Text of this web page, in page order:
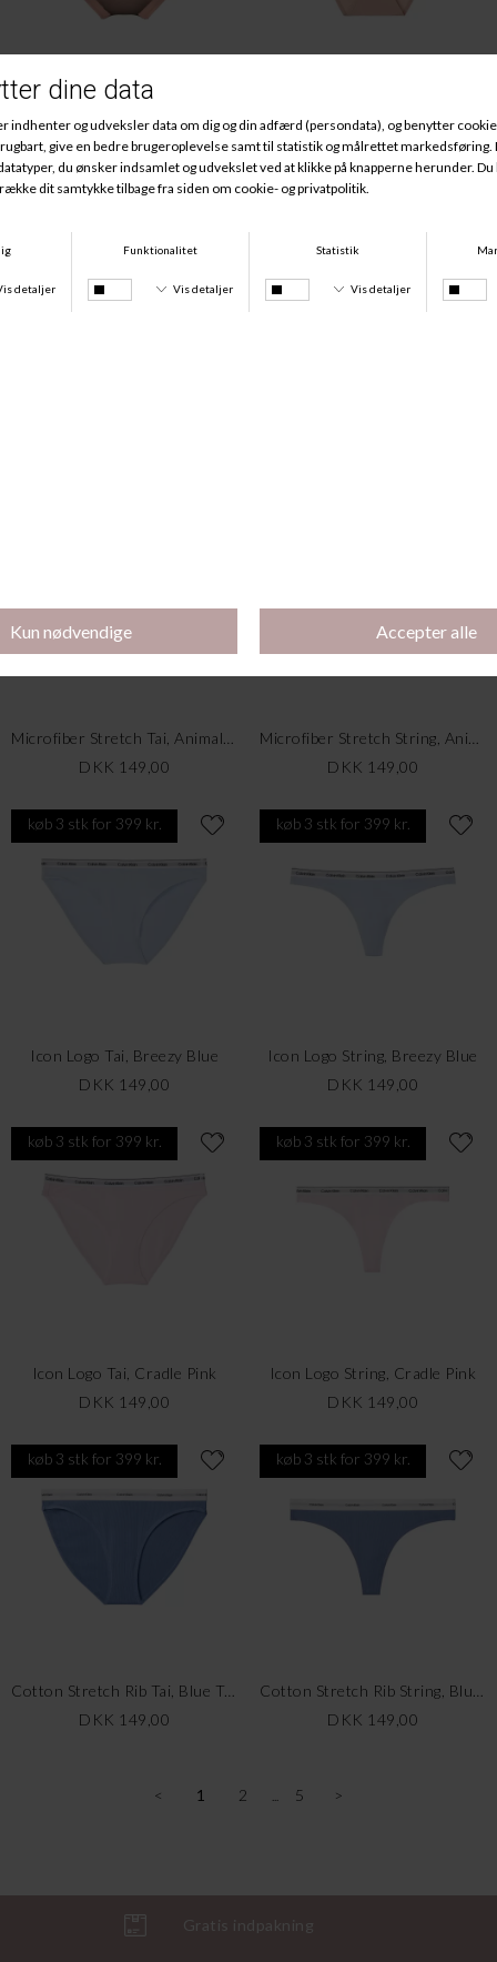
DKK 149,00
DKK 149,00
køb 3 stk for 399 kr. køb 3 stk for 399 kr.
DKK 149,00
DKK 149,00
køb 3 stk for 399 kr.
Icon Logo Tai, Breezy Blue
DKK 149,00
køb 3 stk for 399 kr.
Icon Logo String, Breezy Blue
DKK 149,00
køb 3 stk for 399 kr.
Icon Logo Tai, Cradle Pink
DKK 149,00
køb 3 stk for 399 kr.
Icon Logo String, Cradle Pink
DKK 149,00
køb 3 stk for 399 kr.
DKK 149,00
køb 3 stk for 399 kr.
DKK 149,00
< 1 2 5 >
Gratis indpakning